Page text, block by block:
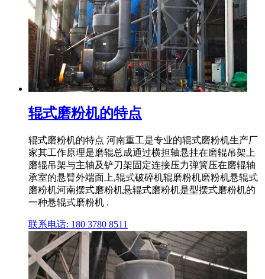
辊式磨粉机的特点
辊式磨粉机的特点 河南重工是专业的辊式磨粉机生产厂
家其工作原理是磨辊总成通过横担轴悬挂在磨辊吊架上
磨辊吊架与主轴及铲刀架固定连接压力弹簧压在磨辊轴
承室的悬臂外端面上,辊式破碎机辊磨粉机磨粉机悬辊式
磨粉机河南摆式磨粉机悬辊式磨粉机是型摆式磨粉机的
一种悬辊式磨粉机 .
联系电话: 180 3780 8511